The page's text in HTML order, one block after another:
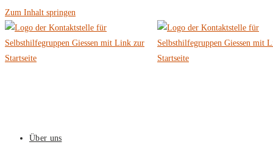
Zum Inhalt springen
Über uns